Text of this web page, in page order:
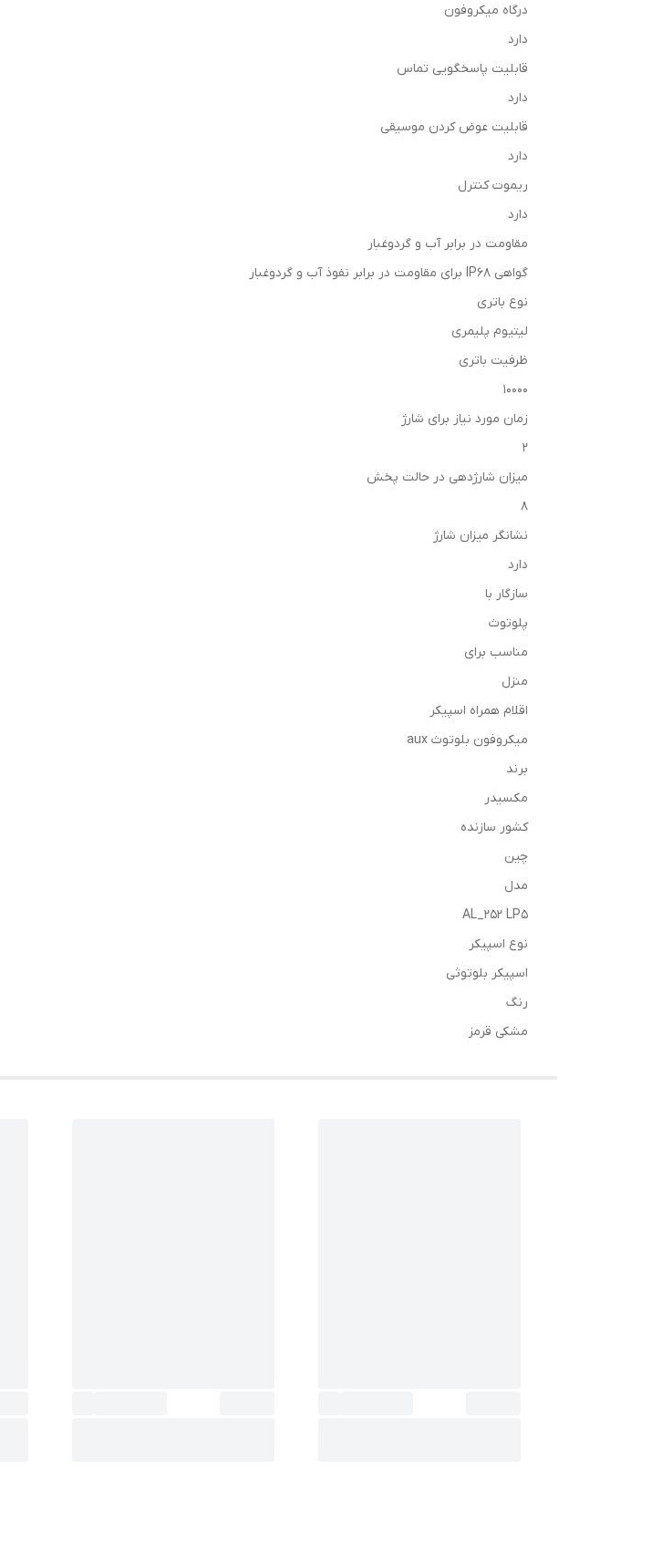
درگاه میکروفون
دارد
قابلیت پاسخگویی تماس
دارد
قابلیت عوض کردن موسیقی
دارد
ریموت کنترل
دارد
مقاومت در برابر آب و گردوغبار
گواهی IP68 برای مقاومت در برابر نفوذ آب و گردوغبار
نوع باتری
لیتیوم پلیمری
ظرفیت باتری
10000
زمان مورد نیاز برای شارژ
2
میزان شارژدهی در حالت پخش
8
نشانگر میزان شارژ
دارد
سازگار با
پلوتوث
مناسب برای
منزل
اقلام همراه اسپیکر
میکروفون بلوتوث aux
برند
مکسیدر
کشور سازنده
چین
مدل
AL_252 LP5
نوع اسپیکر
اسپیکر بلوتوثی
رنگ
مشکی قرمز